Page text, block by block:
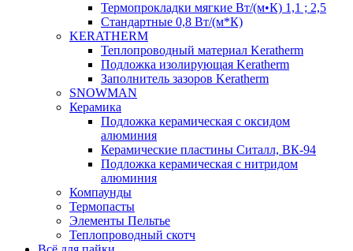
Термопрокладки мягкие Вт/(м•К) 1,1 ; 2,5
Стандартные 0,8 Вт/(м*К)
KERATHERM
Теплопроводный материал Keratherm
Подложка изолирующая Keratherm
Заполнитель зазоров Keratherm
SNOWMAN
Керамика
Подложка керамическая с оксидом
алюминия
Керамические пластины Ситалл, ВК-94
Подложка керамическая с нитридом
алюминия
Компаунды
Термопасты
Элементы Пельтье
Теплопроводный скотч